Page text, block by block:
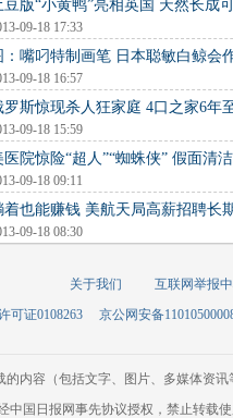
豆版“小黄鸭”亮相英国 天然长成
09-18 17:33
：嘴叼特制画笔 日本聪敏白鲸会
09-18 16:57
罗斯惊现杀人狂家庭 4口之家6年
09-18 15:59
医院惊险“超人”“蜘蛛侠” 假面清
09-18 09:11
着也能赚钱 美航天局高薪招聘长
09-18 08:30
关于我们 互联网举报
可证0108263
京公网安备
的内容（包括文字、图片、多媒体资
中国日报网事先协议授权，禁止转载使